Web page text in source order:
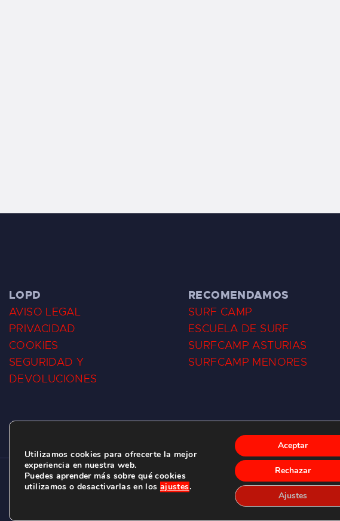
LOPD
AVISO LEGAL
PRIVACIDAD
COOKIES
SEGURIDAD Y
DEVOLUCIONES
RECOMENDAMOS
SURF CAMP
ESCUELA DE SURF
SURFCAMP ASTURIAS
SURFCAMP MENORES
CLUB DE SURF LAS DUNAS ©2026.
C/ BERNARDO ÁLVAREZ GALAN 1, SALINAS (ASTURIAS)
Utilizamos cookies para ofrecerte la mejor
experiencia en nuestra web.
Puedes aprender más sobre qué cookies
utilizamos o desactivarlas en los ajustes.
Aceptar
Rechazar
Ajustes